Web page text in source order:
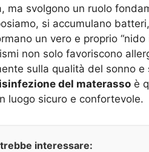
ma svolgono un ruolo
si accumulano batteri,
un vero e proprio
non solo favoriscono
sulla qualità del sonno
del materasso è
luogo sicuro e confortevole.
interessare: